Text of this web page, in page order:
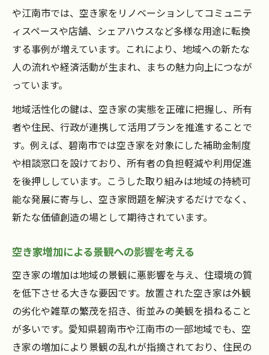
や江南市では、空き家をリノベーションしてコミュニテ
ィスペースや店舗、シェアハウスなど多様な用途に転換
する事例が増えています。これにより、地域への新たな
人の流れや経済活動が生まれ、まちの魅力向上につなが
っています。
地域活性化の鍵は、空き家の実態を正確に把握し、所有
者や住民、行政が連携して活用プランを推進することで
す。例えば、碧南市では空き家を対象にした補助金制度
や相談窓口を設けており、所有者の負担軽減や利用促進
を後押ししています。こうした取り組みは地域の持続可
能な発展に寄与し、空き家問題を解決するだけでなく、
新たな価値創造の場として期待されています。
空き家増加による景観への影響を考える
空き家の増加は地域の景観に悪影響を与え、住環境の質
を低下させる大きな要因です。放置された空き家は外観
の劣化や雑草の繁茂を招き、街並みの美観を損ねること
が多いです。愛知県碧南市や江南市の一部地域でも、空
き家の増加により景観の乱れが指摘されており、住民の